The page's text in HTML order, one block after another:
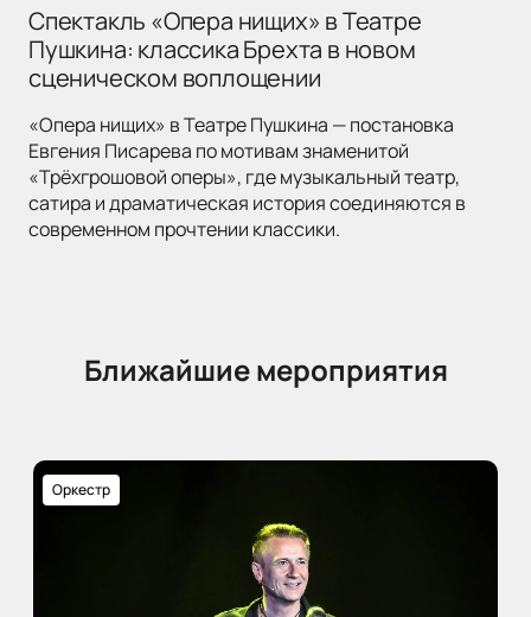
Спектакль «Опера нищих» в Театре
Пушкина: классика Брехта в новом
сценическом воплощении
«Опера нищих» в Театре Пушкина — постановка
Евгения Писарева по мотивам знаменитой
«Трёхгрошовой оперы», где музыкальный театр,
сатира и драматическая история соединяются в
современном прочтении классики.
Ближайшие мероприятия
Оркестр